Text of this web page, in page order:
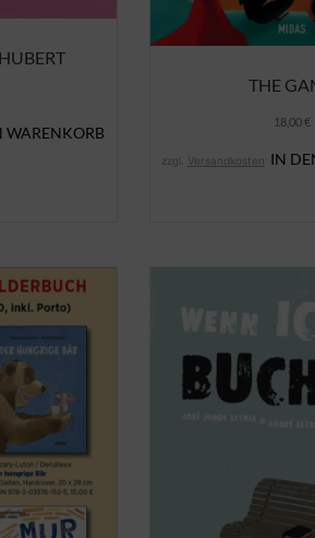
WARENKORB
THE
18,00€
zzgl. Versandkosten IN